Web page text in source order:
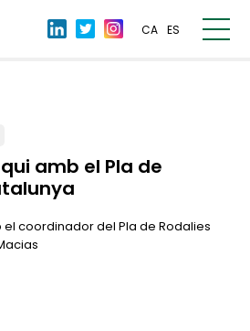
CA ES
amb el Pla de
el coordinador del Pla de Rodalies